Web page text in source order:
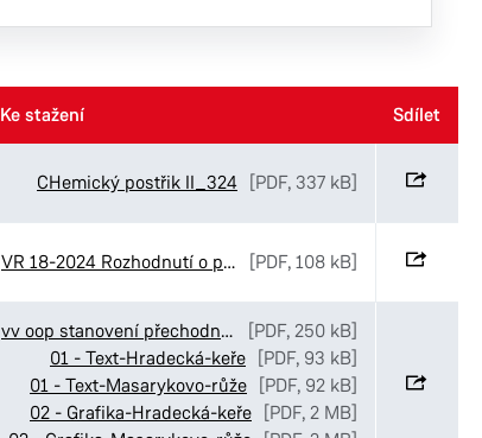
Ke stažení Sdílet
CHemický postřik II_324 [PDF, 337 kB]
VR 18-2024 Rozhodnutí o prodeji v dražbě - Citroen - František Čmejla - Husova (1) [PDF, 108 kB]
vv oop stanovení přechodné úpravy MOI středové ostrůvky (1)
[PDF, 250 kB]
01 - Text-Hradecká-keře [PDF, 93 kB]
01 - Text-Masarykovo-růže [PDF, 92 kB]
02 - Grafika-Hradecká-keře [PDF, 2 MB]
Ke stažení Sdílet